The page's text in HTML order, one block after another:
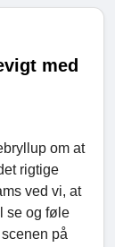
med
om at
rigtige
ved vi, at
se og føle
på